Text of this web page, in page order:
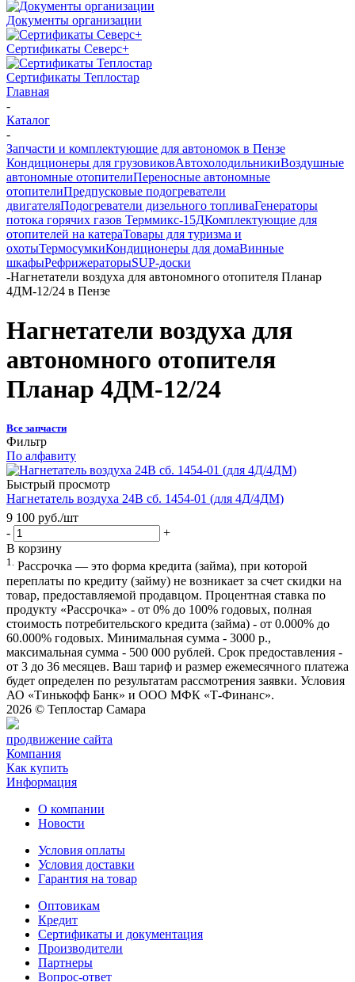
Документы организации
Сертификаты Северс+
Сертификаты Теплостар
Главная
-
Каталог
-
Запчасти и комплектующие для автономок в Пензе
Кондиционеры для грузовиковАвтохолодильникиВоздушные
автономные отопителиПереносные автономные
отопителиПредпусковые подогреватели
двигателяПодогреватели дизельного топливаГенераторы
потока горячих газов Терммикс-15ДКомплектующие для
отопителей на катераТовары для туризма и
охотыТермосумкиКондиционеры для домаВинные
шкафыРефрижераторыSUP-доски
-Нагнетатели воздуха для автономного отопителя Планар
4ДМ-12/24 в Пензе
Нагнетатели воздуха для
автономного отопителя
Планар 4ДМ-12/24
Все запчасти
Фильтр
По алфавиту
Быстрый просмотр
Нагнетатель воздуха 24В сб. 1454-01 (для 4Д/4ДМ)
9 100 руб./шт
-
+
В корзину
1. Рассрочка — это форма кредита (займа), при которой
переплаты по кредиту (займу) не возникает за счет скидки на
товар, предоставляемой продавцом. Процентная ставка по
продукту «Рассрочка» - от 0% до 100% годовых, полная
стоимость потребительского кредита (займа) - от 0.000% до
60.000% годовых. Минимальная сумма - 3000 р.,
максимальная сумма - 500 000 рублей. Срок предоставления -
от 3 до 36 месяцев. Ваш тариф и размер ежемесячного платежа
будет определен по результатам рассмотрения заявки. Условия
АО «Тинькофф Банк» и ООО МФК «Т-Финанс».
2026 © Теплостар Самара
продвижение сайта
Компания
Как купить
Информация
О компании
Новости
Условия оплаты
Условия доставки
Гарантия на товар
Оптовикам
Кредит
Сертификаты и документация
Производители
Партнеры
Вопрос-ответ